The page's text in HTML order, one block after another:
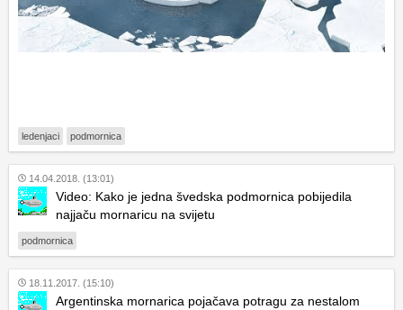
ledenjaci podmornica
14.04.2018. (13:01)
Video: Kako je jedna švedska podmornica pobijedila
najjaču mornaricu na svijetu
podmornica
18.11.2017. (15:10)
Argentinska mornarica pojačava potragu za nestalom